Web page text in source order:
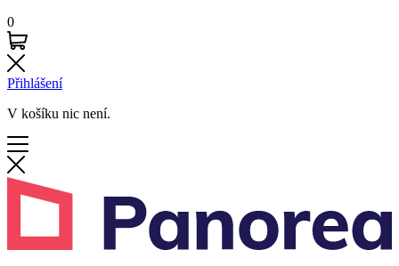
0
Přihlášení
V košíku nic není.